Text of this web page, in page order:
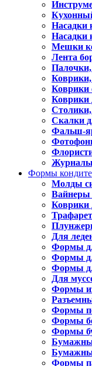
Насадки
Насадки
Мешки
Лента
Коврики,
Коврики
Коврики
Столики,
Скалки
Фальш-
Журналы
Формы
Молды
Вайнеры
Коврики
Для
Формы
Формы
Формы
Для
Формы
Формы
Формы
Формы
Формы